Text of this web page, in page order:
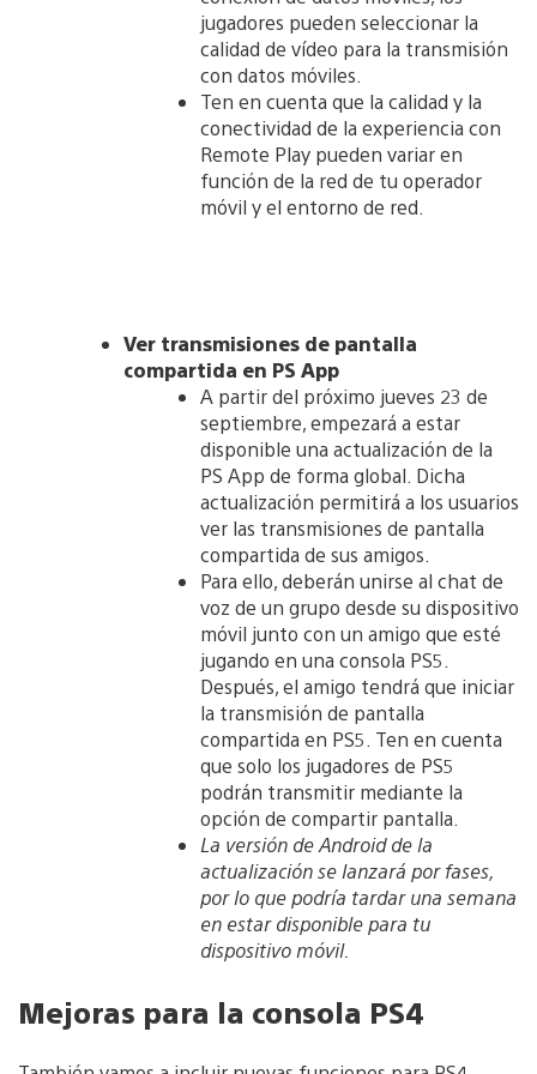
jugadores pueden seleccionar la
calidad de vídeo para la transmisión
con datos móviles.
Ten en cuenta que la calidad y la
conectividad de la experiencia con
Remote Play pueden variar en
función de la red de tu operador
móvil y el entorno de red.
Ver transmisiones de pantalla
compartida en PS App
A partir del próximo jueves 23 de
septiembre, empezará a estar
disponible una actualización de la
PS App de forma global. Dicha
actualización permitirá a los usuarios
ver las transmisiones de pantalla
compartida de sus amigos.
Para ello, deberán unirse al chat de
voz de un grupo desde su dispositivo
móvil junto con un amigo que esté
jugando en una consola PS5.
Después, el amigo tendrá que iniciar
la transmisión de pantalla
compartida en PS5. Ten en cuenta
que solo los jugadores de PS5
podrán transmitir mediante la
opción de compartir pantalla.
La versión de Android de la
actualización se lanzará por fases,
por lo que podría tardar una semana
en estar disponible para tu
dispositivo móvil.
Mejoras para la consola PS4